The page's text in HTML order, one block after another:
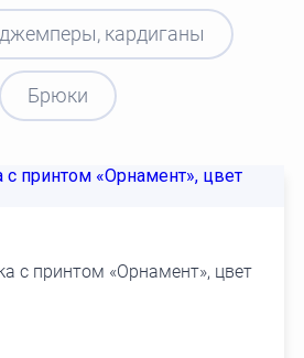
кардиганы
Брюки
с принтом «Орнамент», цвет